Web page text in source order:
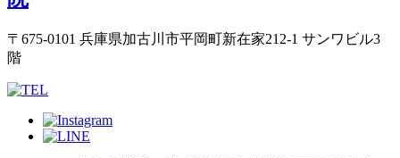
〒675-0101 兵庫県加古川市平岡町新在家212-1 サンワビル3
階